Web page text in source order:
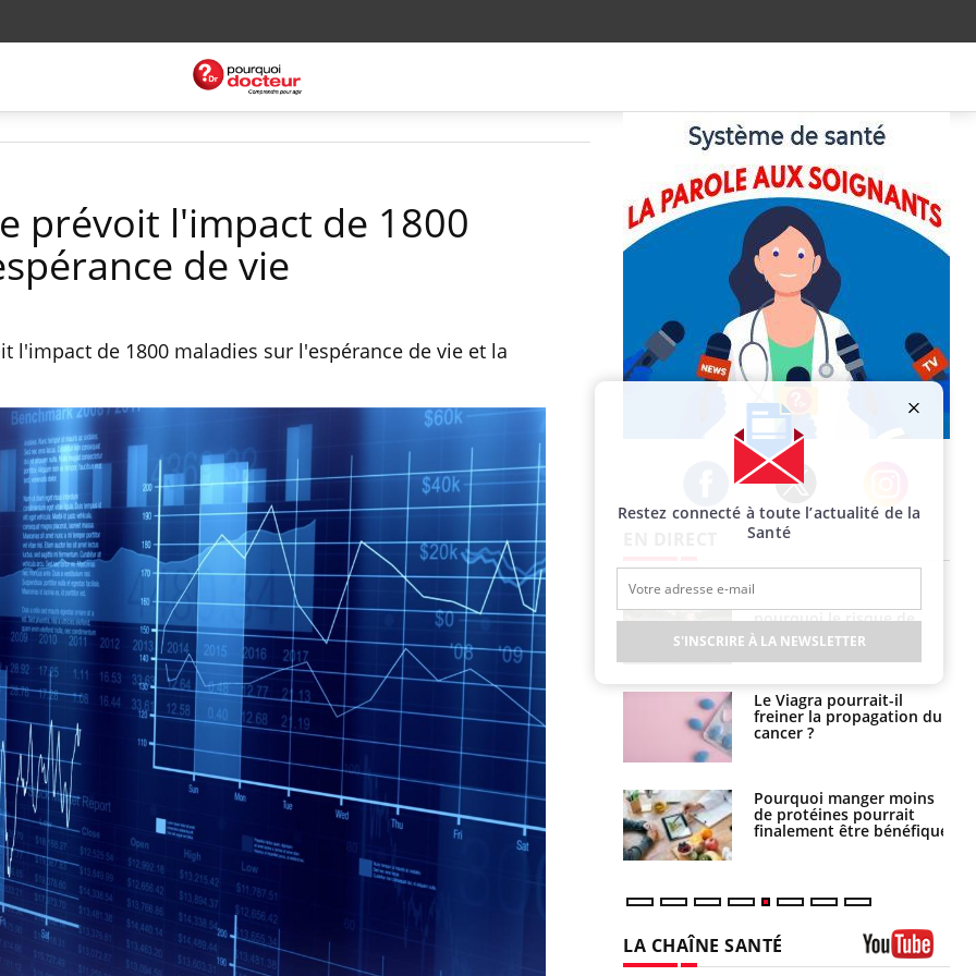
prévoit l'impact de 1800
de vie
l'impact de 1800 maladies sur l'espérance de vie et la
Facebook Twitter Instagram
Chikungunya, dengue,
West Nile : que se passe-
t-il dans le sud de la
France ?
Les médicaments GLP-1
protègent-ils aussi les os
Cytomégalovirus : ce qui
change dans la prise en
charge des femmes
enceintes
La sieste empêche-t-elle
de dormir la nuit ?
VIH : la fin du comprimé
tous les jours se profile-t-
elle enfin ?
Pourquoi votre ventre
gâche-t-il les premiers
jours de vos vacances ?
pourquoi le risque de
noyade grimpe-t-il ?
Le Viagra pourrait-il
freiner la propagation du
cancer ?
Pourquoi manger moins
de protéines pourrait
finalement être bénéfique
LA CHAÎNE SANTÉ
Restez connecté à toute l’actualité de la
Santé
S'INSCRIRE À LA NEWSLETTER